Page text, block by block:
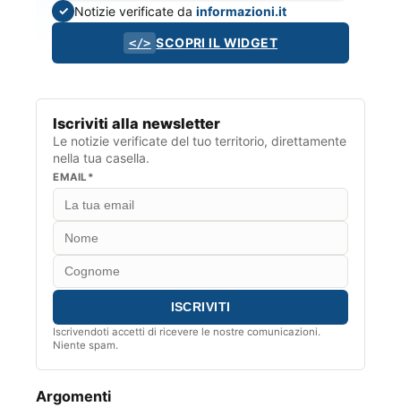
✓ Notizie verificate dainformazioni.it
</> SCOPRI IL WIDGET
Iscriviti alla newsletter
Le notizie verificate del tuo territorio, direttamente
nella tua casella.
EMAIL*
Iscrivendoti accetti di ricevere le nostre comunicazioni.
Niente spam.
Argomenti